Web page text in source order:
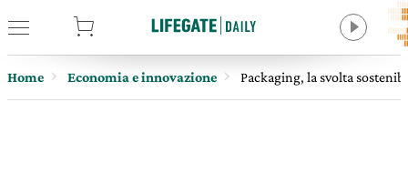
Home Economia e innovazione Packaging, la svolta